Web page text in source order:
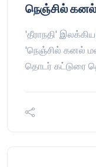
நெஞ்சில்
'தீராநதி'
'நெஞ்சில் கனல்
தொடர் கட்டுரை